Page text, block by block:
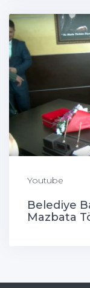
Youtube
Belediye
Mazbata